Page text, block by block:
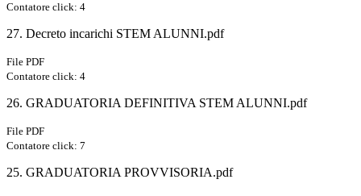
Contatore click: 4
27. Decreto incarichi STEM ALUNNI.pdf
File PDF
Contatore click: 4
26. GRADUATORIA DEFINITIVA STEM ALUNNI.pdf
File PDF
Contatore click: 7
25. GRADUATORIA PROVVISORIA.pdf